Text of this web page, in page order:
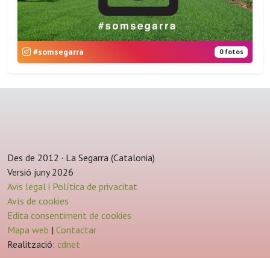
#somsegarra 0 fotos
Des de 2012 · La Segarra (Catalonia)
Versió juny 2026
Avis legal i Política de privacitat
Avís de cookies
Edita consentiment de cookies
Mapa web | Contactar
Realització: cdnet